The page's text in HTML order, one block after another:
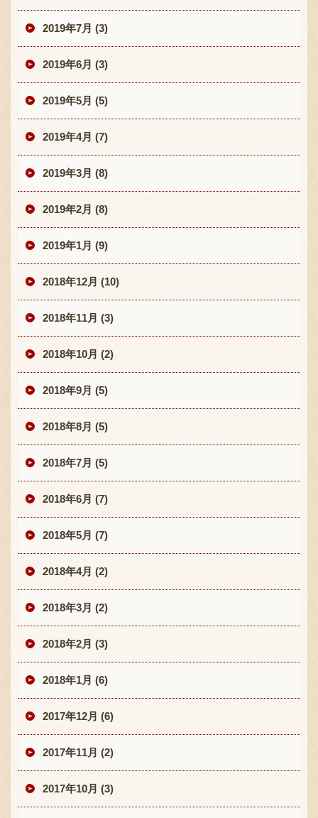
2019年7月 (3)
2019年6月 (3)
2019年5月 (5)
2019年4月 (7)
2019年3月 (8)
2019年2月 (8)
2019年1月 (9)
2018年12月 (10)
2018年11月 (3)
2018年10月 (2)
2018年9月 (5)
2018年8月 (5)
2018年7月 (5)
2018年6月 (7)
2018年5月 (7)
2018年4月 (2)
2018年3月 (2)
2018年2月 (3)
2018年1月 (6)
2017年12月 (6)
2017年11月 (2)
2017年10月 (3)